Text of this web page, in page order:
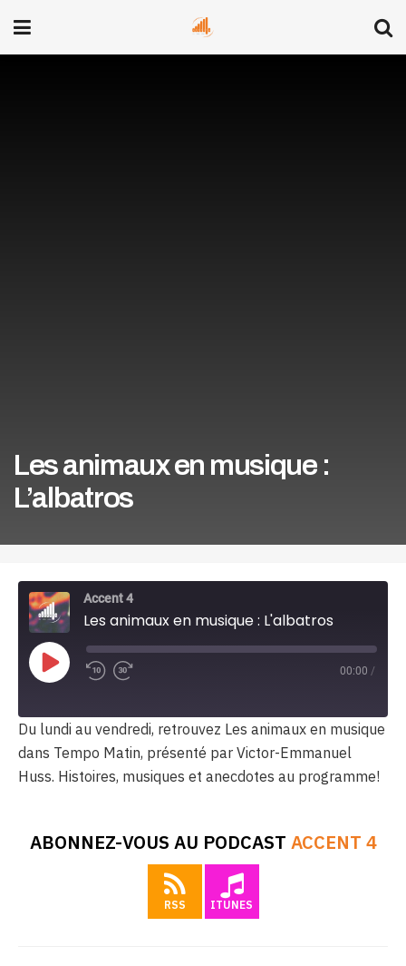
Les animaux en musique :
L’albatros
Accent 4
Les animaux en musique : L'albatros
Play
Episode
00:00 /
Du lundi au vendredi, retrouvez Les animaux en musique
dans Tempo Matin, présenté par Victor-Emmanuel
Huss. Histoires, musiques et anecdotes au programme!
ABONNEZ-VOUS AU PODCAST ACCENT 4
RSS ITUNES